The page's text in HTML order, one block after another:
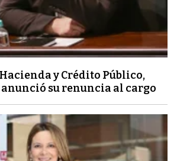
y Crédito Público,
su renuncia al cargo